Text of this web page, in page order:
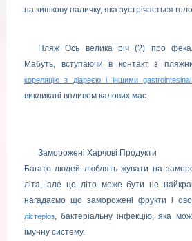
на кишкову паличку, яка зустрічається
Пляж Ось велика річ (?) про
Мабуть, вступаючи в контакт з
кореляцію з діареєю і іншими
викликані впливом калових мас.
Заморожені Харчові Продукти
Багато людей люблять жувати на
літа, але це літо може бути не
нагадаємо що заморожені фрукти і
лістеріоз, бактеріальну інфекцію, яка
імунну систему.